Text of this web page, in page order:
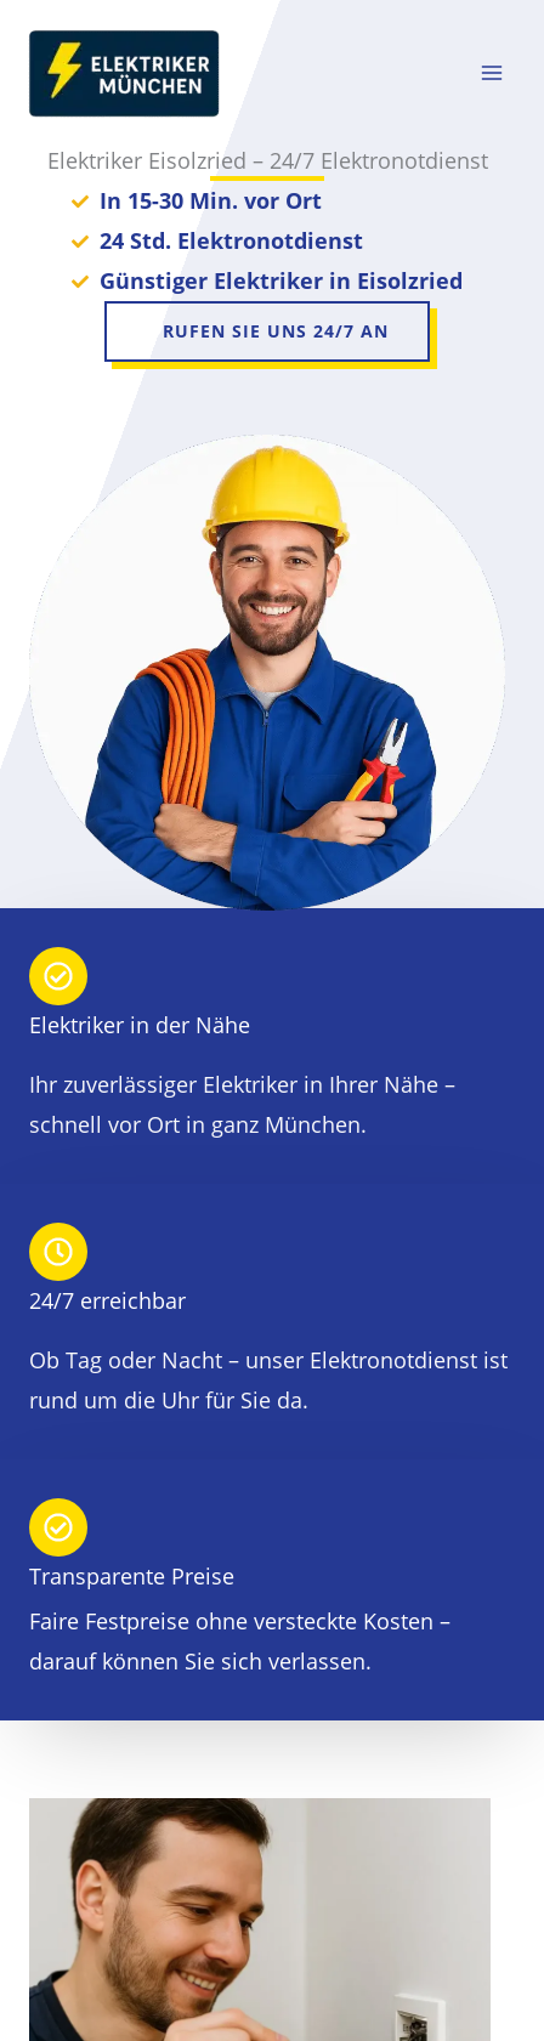
Inhalt
springen
Elektriker Eisolzried – 24/7 Elektronotdienst
In 15-30 Min. vor Ort
24 Std. Elektronotdienst
Günstiger Elektriker in Eisolzried
RUFEN SIE UNS 24/7 AN
Elektriker in der Nähe
Ihr zuverlässiger Elektriker in Ihrer Nähe –
schnell vor Ort in ganz München.
24/7 erreichbar
Ob Tag oder Nacht – unser Elektronotdienst ist
rund um die Uhr für Sie da.
Transparente Preise
Faire Festpreise ohne versteckte Kosten –
darauf können Sie sich verlassen.